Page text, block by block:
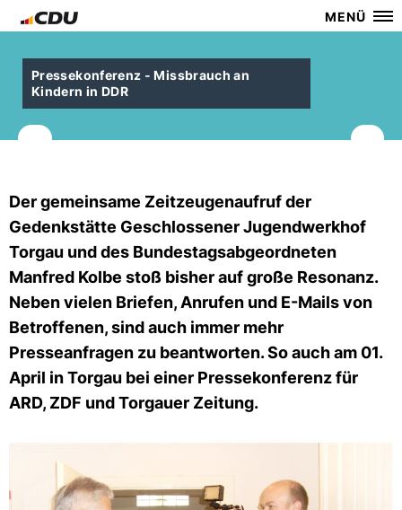
MENÜ
Pressekonferenz - Missbrauch an
Kindern in DDR
Der gemeinsame Zeitzeugenaufruf der
Gedenkstätte Geschlossener Jugendwerkhof
Torgau und des Bundestagsabgeordneten
Manfred Kolbe stoß bisher auf große Resonanz.
Neben vielen Briefen, Anrufen und E-Mails von
Betroffenen, sind auch immer mehr
Presseanfragen zu beantworten. So auch am 01.
April in Torgau bei einer Pressekonferenz für
ARD, ZDF und Torgauer Zeitung.